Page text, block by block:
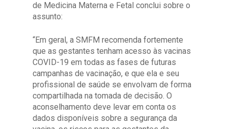
de Medicina Materna e Fetal conclui sobre o
assunto:
“Em geral, a SMFM recomenda fortemente
que as gestantes tenham acesso às vacinas
COVID-19 em todas as fases de futuras
campanhas de vacinação, e que ela e seu
profissional de saúde se envolvam de forma
compartilhada na tomada de decisão. O
aconselhamento deve levar em conta os
dados disponíveis sobre a segurança da